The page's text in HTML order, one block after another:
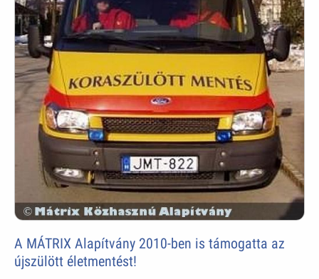
A MÁTRIX Alapítvány 2010-ben is támogatta az
újszülött életmentést!